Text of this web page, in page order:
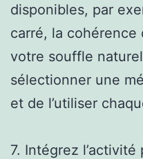
disponibles, par
carré, la cohérence
votre souffle
sélectionner une
et de l’utiliser
7. Intégrez